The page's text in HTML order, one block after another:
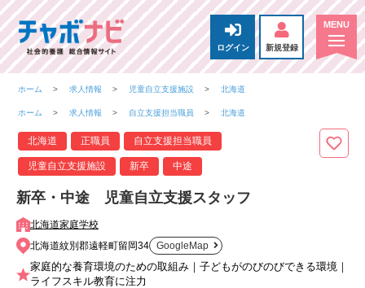
ログイン 新規登録
ホーム 求人情報 児童自立支援施設 北海道
ホーム 求人情報 自立支援担当職員 北海道
北海道 正職員 自立支援担当職員
児童自立支援施設 新卒 中途
新卒・中途 児童自立支援スタッフ
北海道家庭学校
北海道紋別郡遠軽町留岡34
GoogleMap
家庭的な養育環境のための取組み｜子どもがのびのびできる環境｜
ライフスキル教育に注力